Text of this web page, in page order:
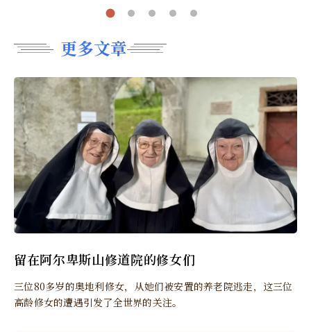
更多文章
留在阿尔卑斯山修道院的修女们
三位80多岁的奥地利修女，从她们被安置的养老院逃走，这三位
高龄修女的遭遇引发了全世界的关注。